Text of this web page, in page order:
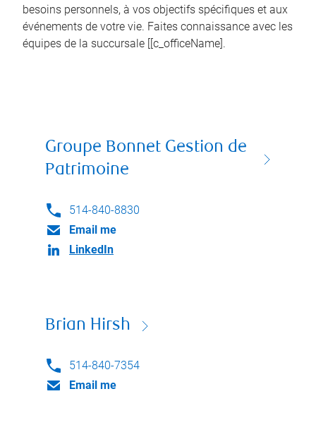
besoins personnels, à vos objectifs spécifiques et aux
événements de votre vie. Faites connaissance avec les
équipes de la succursale [[c_officeName].
Groupe Bonnet Gestion de
Patrimoine
514-840-8830
Email me
LinkedIn
Brian Hirsh
514-840-7354
Email me